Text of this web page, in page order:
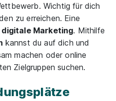
Wichtig für dich
zu erreichen. Eine
digitale Marketing. Mithilfe
kannst du auf dich und
machen oder online
Zielgruppen suchen.